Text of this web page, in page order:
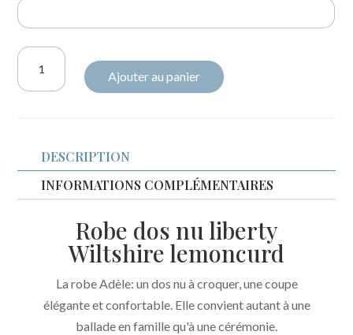
quantité
Wiltshire
lemoncurd
Ajouter au panier
DESCRIPTION
INFORMATIONS COMPLÉMENTAIRES
Robe dos nu liberty
Wiltshire lemoncurd
La robe Adèle: un dos nu à croquer, une coupe
élégante et confortable. Elle convient autant à une
ballade en famille qu'à une cérémonie.